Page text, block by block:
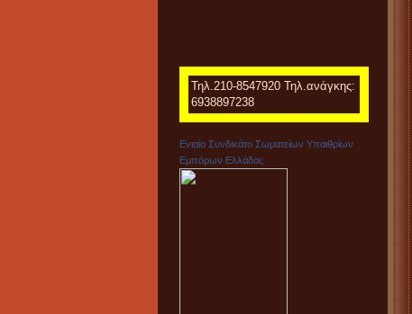
Τηλ.210-8547920 Τηλ.ανάγκης:
6938897238
Ενιαίο Συνδικάτο Σωματείων Υπαιθρίων
Εμπόρων Ελλάδας